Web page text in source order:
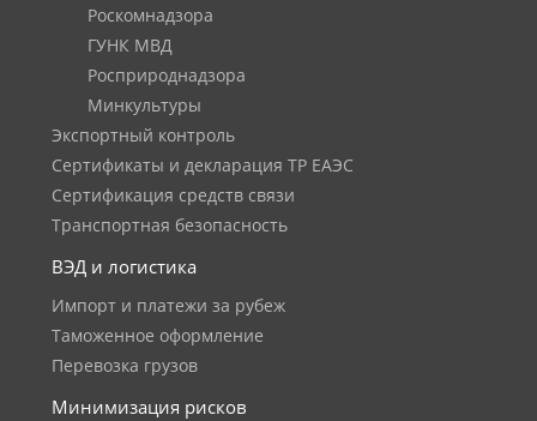
Роскомнадзора
ГУНК МВД
Росприроднадзора
Минкультуры
Экспортный контроль
Сертификаты и декларация ТР ЕАЭС
Сертификация средств связи
Транспортная безопасность
ВЭД и логистика
Импорт и платежи за рубеж
Таможенное оформление
Перевозка грузов
Минимизация рисков